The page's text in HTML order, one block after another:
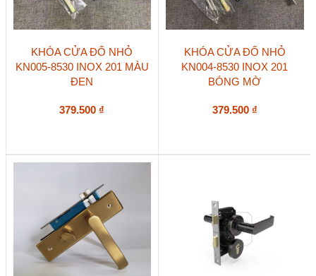
KHÓA CỬA ĐỐ NHỎ
KN005-8530 INOX 201 MÀU
ĐEN
379.500 ₫
KHÓA CỬA ĐỐ NHỎ
KN004-8530 INOX 201
BÓNG MỜ
379.500 ₫